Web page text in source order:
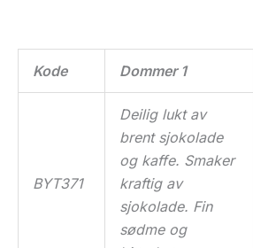
Kode Dommer 1
BYT371
Deilig lukt av
brent sjokolade
og kaffe. Smaker
kraftig av
sjokolade. Fin
sødme og